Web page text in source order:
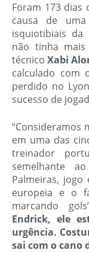
Foram 173 dias
causa de
isquiotibiais
não tinha
técnico Xabi
calculado com
perdido no
sucesso de
“Consideramos
em uma das
treinador
semelhante
Palmeiras,
europeia e o
marcando
Endrick, ele
urgência.
sai com o cano